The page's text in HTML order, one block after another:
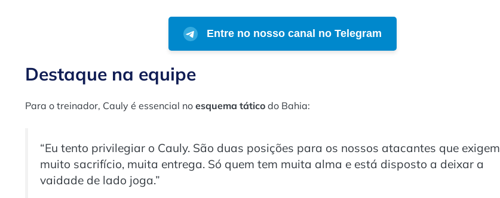
Entre no nosso canal no Telegram
Destaque na equipe
Para o treinador, Cauly é essencial no esquema tático do Bahia:
“Eu tento privilegiar o Cauly. São duas posições para os nossos atacantes que exigem
muito sacrifício, muita entrega. Só quem tem muita alma e está disposto a deixar a
vaidade de lado joga.”